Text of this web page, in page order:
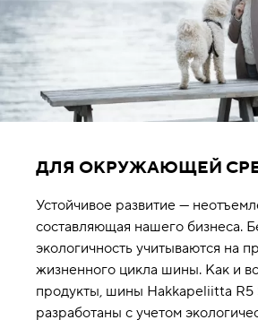
ДЛЯ ОКРУЖАЮЩЕЙ
Устойчивое развитие —
составляющая нашего бизнеса.
экологичность учитываются на
жизненного цикла шины. Как и
продукты, шины Hakkapeliitta R5
разработаны с учетом